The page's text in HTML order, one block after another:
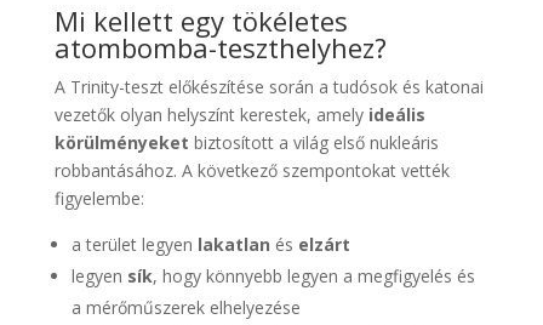
Mi kellett egy tökéletes
atombomba-teszthelyhez?
A Trinity-teszt előkészítése során a tudósok és katonai
vezetők olyan helyszínt kerestek, amely ideális
körülményeket biztosított a világ első nukleáris
robbantásához. A következő szempontokat vették
figyelembe:
a terület legyen lakatlan és elzárt
legyen sík, hogy könnyebb legyen a megfigyelés és
a mérőműszerek elhelyezése